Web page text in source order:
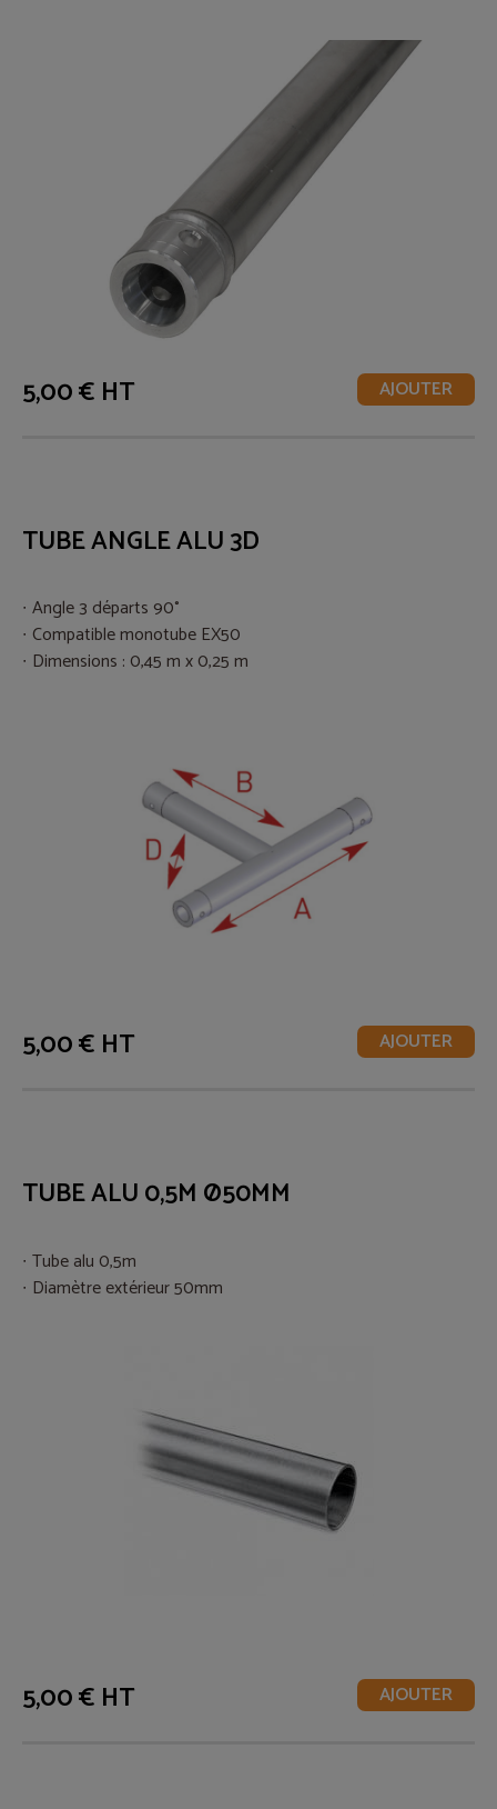
5,00 € HT AJOUTER
TUBE ANGLE ALU 3D
Angle 3 départs 90°
Compatible monotube EX50
Dimensions : 0,45 m x 0,25 m
5,00 € HT AJOUTER
TUBE ALU 0,5M Ø50MM
Tube alu 0,5m
Diamètre extérieur 50mm
5,00 € HT AJOUTER